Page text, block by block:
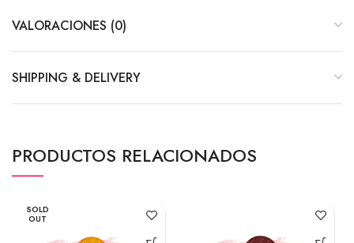
VALORACIONES (0)
SHIPPING & DELIVERY
PRODUCTOS RELACIONADOS
SOLD
OUT